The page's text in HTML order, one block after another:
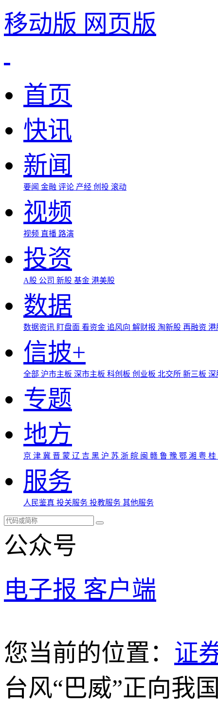
移动版 网页版
首页
快讯
新闻
要闻 金融 评论 产经 创投 滚动
视频
视频 直播 路演
投资
A股 公司 新股 基金 港美股
数据
数据资讯 盯盘面 看资金 追风向 解财报 淘新股 再融资
信披+
全部 沪市主板 深市主板 科创板 创业板 北交所 新三板
专题
地方
京 津 冀 晋 蒙 辽 吉 黑 沪 苏 浙 皖 闽 赣 鲁 豫 鄂 湘 粤 桂
服务
人民鉴真 投关服务 投教服务 其他服务
公众号
电子报 客户端
您当前的位置： 证
台风“巴威”正向我